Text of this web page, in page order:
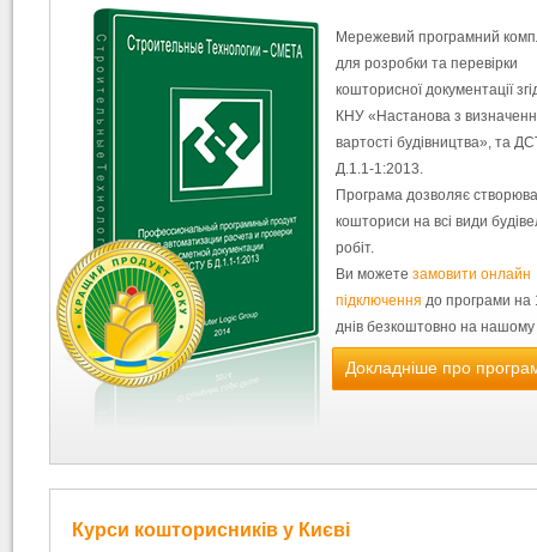
Мережевий програмний
для розробки та перевірки
кошторисної документації
КНУ «Настанова з
вартості будівництва», та
Д.1.1-1:2013.
Програма дозволяє
кошториси на всі види
робіт.
Ви можете замовити онлайн
підключення до програми на
днів безкоштовно на нашому
Докладніше про
Курси кошторисників у Києві